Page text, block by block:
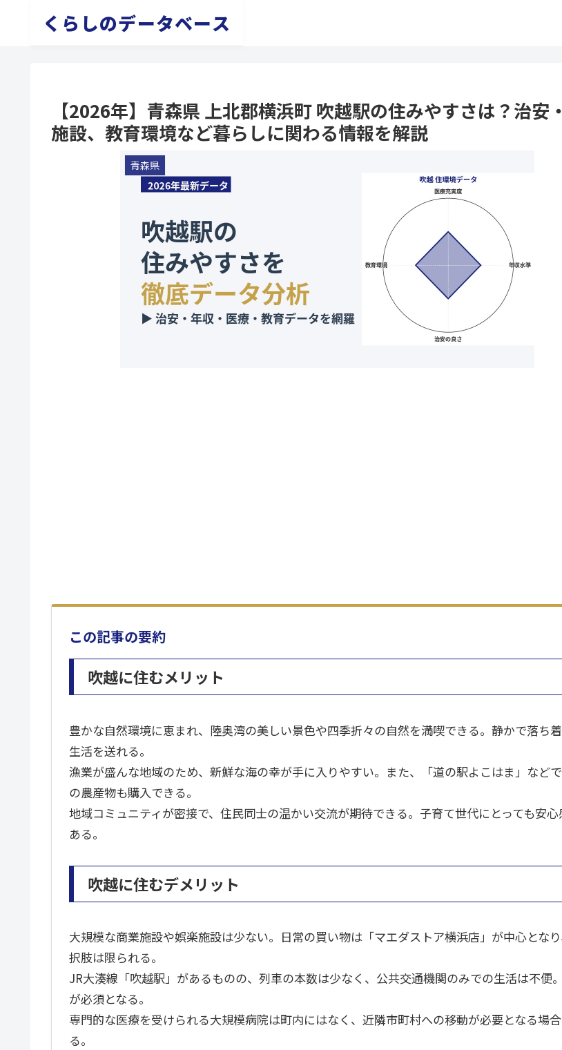
くらしのデータベース
【2026年】青森県 上北郡横浜町 吹越駅の住みやすさは？治安
施設、教育環境など暮らしに関わる情報を解説
青森県
この記事の要約
吹越に住むメリット
豊かな自然環境に恵まれ、陸奥湾の美しい景色や四季折々の自然を満喫できる。静かで落ち
生活を送れる。
漁業が盛んな地域のため、新鮮な海の幸が手に入りやすい。また、「道の駅よこはま」など
の農産物も購入できる。
地域コミュニティが密接で、住民同士の温かい交流が期待できる。子育て世代にとっても安
ある。
吹越に住むデメリット
大規模な商業施設や娯楽施設は少ない。日常の買い物は「マエダストア横浜店」が中心とな
択肢は限られる。
JR大湊線「吹越駅」があるものの、列車の本数は少なく、公共交通機関のみでの生活は不便
が必須となる。
専門的な医療を受けられる大規模病院は町内にはなく、近隣市町村への移動が必要となる場
る。